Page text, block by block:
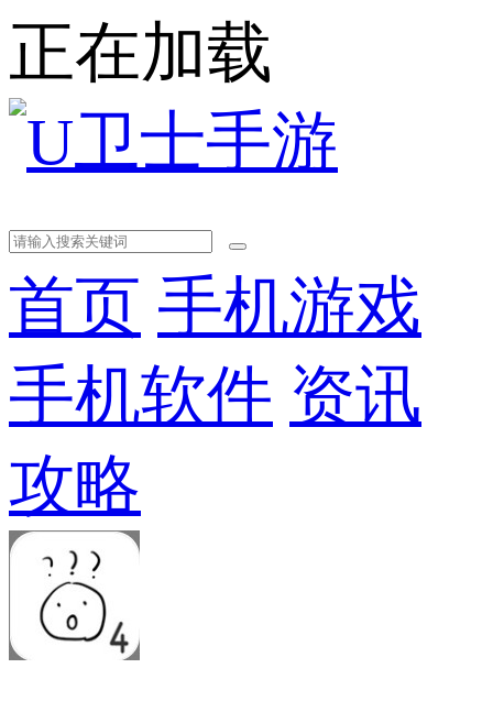
正在加载
首页 手机游戏
手机软件 资讯
攻略